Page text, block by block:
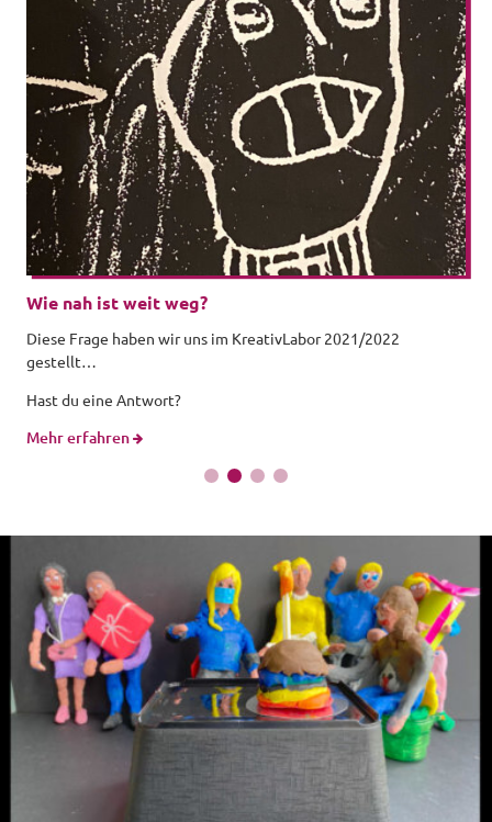
Wie nah ist weit weg?
Diese Frage haben wir uns im KreativLabor 2021/2022
gestellt…
Hast du eine Antwort?
Mehr erfahren